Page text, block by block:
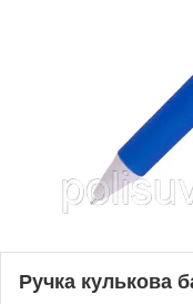
Ручка кулькова